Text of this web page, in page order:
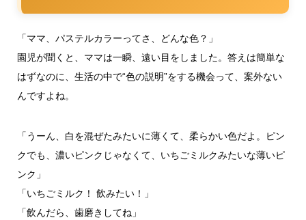
「ママ、パステルカラーってさ、どんな色？」
園児が聞くと、ママは一瞬、遠い目をしました。答えは簡単な
はずなのに、生活の中で“色の説明”をする機会って、案外ない
んですよね。
「うーん、白を混ぜたみたいに薄くて、柔らかい色だよ。ピン
クでも、濃いピンクじゃなくて、いちごミルクみたいな薄いピ
ンク」
「いちごミルク！ 飲みたい！」
「飲んだら、歯磨きしてね」